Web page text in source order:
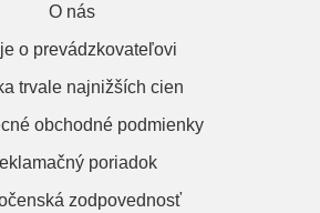
O nás
o prevádzkovateľovi
trvale najnižších cien
obchodné podmienky
poriadok
zodpovednosť